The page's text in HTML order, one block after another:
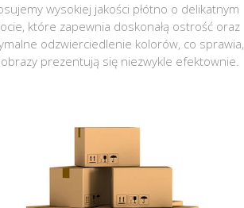
wysokiej jakości płótno o delikatnym
które zapewnia doskonałą ostrość oraz
odzwierciedlenie kolorów, co sprawia,
prezentują się niezwykle efektownie.